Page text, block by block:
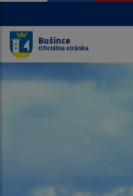
Bušince
Oficiálna stránka